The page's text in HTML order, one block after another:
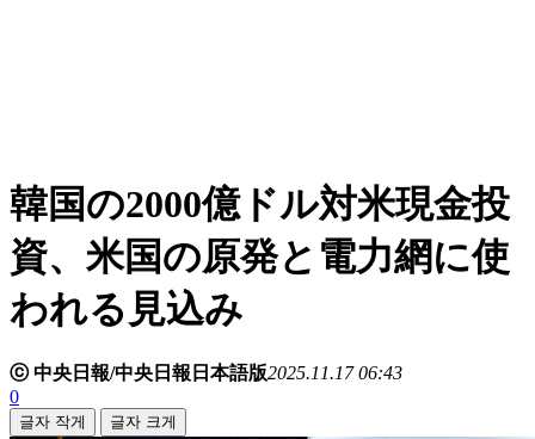
韓国の2000億ドル対米現金投
資、米国の原発と電力網に使
われる見込み
ⓒ 中央日報/中央日報日本語版2025.11.17 06:43
0
글자 작게 글자 크게